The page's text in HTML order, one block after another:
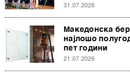
31.07.2026
Македонска
најлошо
пет години
21.07.2026